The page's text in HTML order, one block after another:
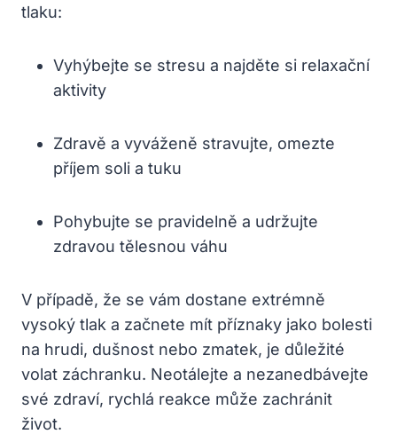
tlaku:
Vyhýbejte se stresu a najděte si relaxační
aktivity
Zdravě a vyváženě stravujte, omezte
příjem soli a tuku
Pohybujte se pravidelně a udržujte
zdravou tělesnou váhu
V případě, že se vám dostane extrémně
vysoký tlak a začnete mít příznaky jako bolesti
na hrudi, dušnost nebo zmatek, je důležité
volat záchranku. Neotálejte a nezanedbávejte
své zdraví, rychlá reakce může zachránit
život.